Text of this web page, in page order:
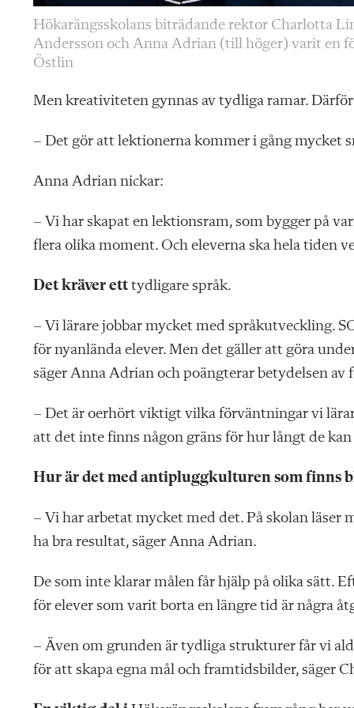
Hökarängsskolans biträdande rektor Charlotta
Andersson och Anna Adrian (till höger) varit en
Östlin
Men kreativiteten gynnas av tydliga ramar.
– Det gör att lektionerna kommer i gång mycket
Anna Adrian nickar:
– Vi har skapat en lektionsram, som bygger på
flera olika moment. Och eleverna ska hela tiden
Det kräver ett tydligare språk.
– Vi lärare jobbar mycket med språkutveckling.
för nyanlända elever. Men det gäller att göra
säger Anna Adrian och poängterar betydelsen av
– Det är oerhört viktigt vilka förväntningar vi
att det inte finns någon gräns för hur långt de kan
Hur är det med antipluggkulturen som finns
– Vi har arbetat mycket med det. På skolan
ha bra resultat, säger Anna Adrian.
De som inte klarar målen får hjälp på olika sätt.
för elever som varit borta en längre tid är några
– Även om grunden är tydliga strukturer får vi
för att skapa egna mål och framtidsbilder, säger